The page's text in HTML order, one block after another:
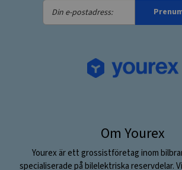
Din
e-
Om Yourex
Yourex är ett grossistföretag inom
specialiserade på bilelektriska reservdelar.